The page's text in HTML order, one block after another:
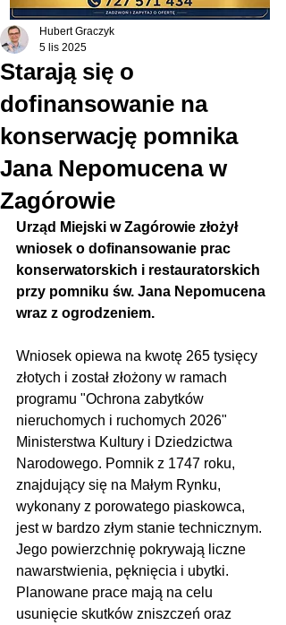
Starają się o
dofinansowanie na
konserwację pomnika
Jana Nepomucena w
Zagórowie
Hubert Graczyk
5 lis 2025
Urząd Miejski w Zagórowie złożył
wniosek o dofinansowanie prac
konserwatorskich i restauratorskich
przy pomniku św. Jana Nepomucena
wraz z ogrodzeniem.
Wniosek opiewa na kwotę 265 tysięcy
złotych i został złożony w ramach
programu "Ochrona zabytków
nieruchomych i ruchomych 2026"
Ministerstwa Kultury i Dziedzictwa
Narodowego. Pomnik z 1747 roku,
znajdujący się na Małym Rynku,
wykonany z porowatego piaskowca,
jest w bardzo złym stanie technicznym.
Jego powierzchnię pokrywają liczne
nawarstwienia, pęknięcia i ubytki.
Planowane prace mają na celu
usunięcie skutków zniszczeń oraz